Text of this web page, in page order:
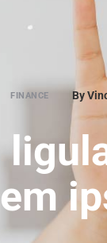
FINANCE By